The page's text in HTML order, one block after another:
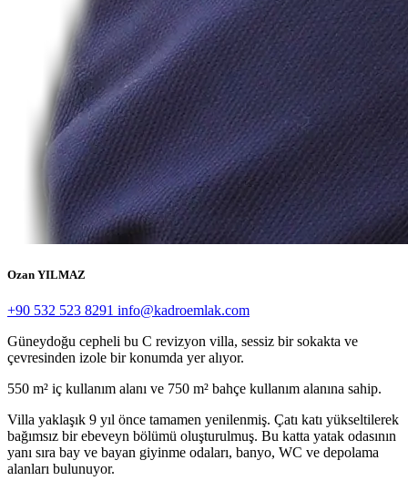
Ozan YILMAZ
+90 532 523 8291 info@kadroemlak.com
Güneydoğu cepheli bu C revizyon villa, sessiz bir sokakta ve
çevresinden izole bir konumda yer alıyor.
550 m² iç kullanım alanı ve 750 m² bahçe kullanım alanına sahip.
Villa yaklaşık 9 yıl önce tamamen yenilenmiş. Çatı katı yükseltilerek
bağımsız bir ebeveyn bölümü oluşturulmuş. Bu katta yatak odasının
yanı sıra bay ve bayan giyinme odaları, banyo, WC ve depolama
alanları bulunuyor.